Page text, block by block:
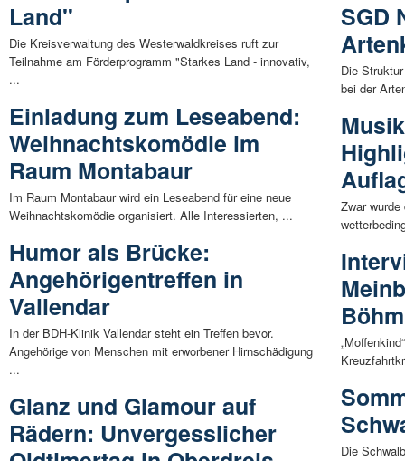
Land"
Die Kreisverwaltung des Westerwaldkreises ruft zur
Teilnahme am Förderprogramm "Starkes Land - innovativ,
...
Einladung zum Leseabend:
Weihnachtskomödie im
Raum Montabaur
Im Raum Montabaur wird ein Leseabend für eine neue
Weihnachtskomödie organisiert. Alle Interessierten, ...
Humor als Brücke:
Angehörigentreffen in
Vallendar
In der BDH-Klinik Vallendar steht ein Treffen bevor.
Angehörige von Menschen mit erworbener Hirnschädigung
...
Glanz und Glamour auf
Rädern: Unvergesslicher
SGD
Die
bei der
Zwar
Böhm
Die